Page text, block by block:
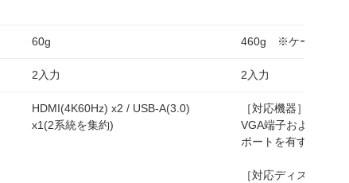
60g
2入力
HDMI(4K60Hz) x2 / USB-A(3.0)
x1(2系統を集約)
460g ※ケーブル含
2入力
［対応機器］
VGA端子および
ポートを有するパソ
［対応ディスプレイ